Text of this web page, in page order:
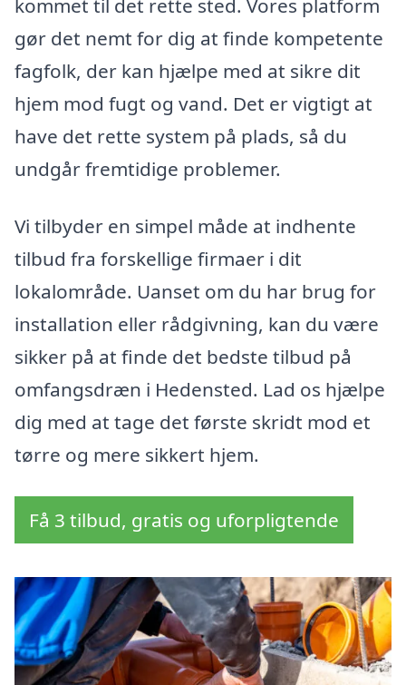
kommet til det rette sted. Vores platform
gør det nemt for dig at finde kompetente
fagfolk, der kan hjælpe med at sikre dit
hjem mod fugt og vand. Det er vigtigt at
have det rette system på plads, så du
undgår fremtidige problemer.
Vi tilbyder en simpel måde at indhente
tilbud fra forskellige firmaer i dit
lokalområde. Uanset om du har brug for
installation eller rådgivning, kan du være
sikker på at finde det bedste tilbud på
omfangsdræn i Hedensted. Lad os hjælpe
dig med at tage det første skridt mod et
tørre og mere sikkert hjem.
Få 3 tilbud, gratis og uforpligtende